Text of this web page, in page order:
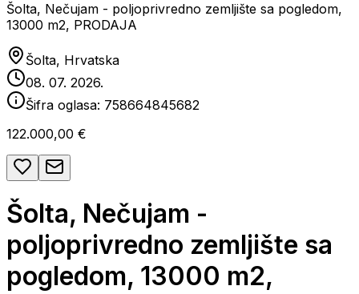
Šolta, Nečujam - poljoprivredno zemljište sa pogledom,
13000 m2, PRODAJA
Šolta, Hrvatska
08. 07. 2026.
Šifra oglasa: 758664845682
122.000,00 €
Šolta, Nečujam -
poljoprivredno zemljište sa
pogledom, 13000 m2,